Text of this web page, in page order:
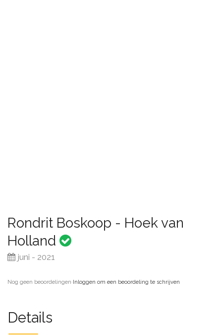
Rondrit Boskoop - Hoek van
Holland
juni - 2021
Nog geen beoordelingen·Inloggen om een beoordeling te schrijven
Details